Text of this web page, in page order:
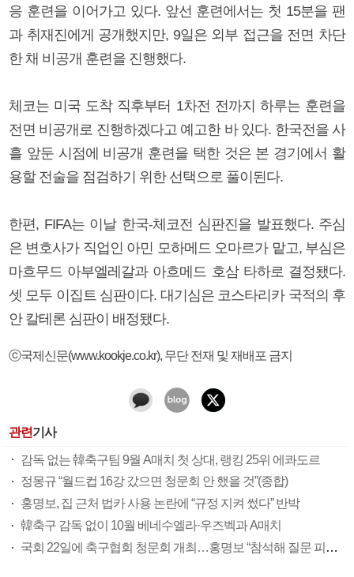
응 훈련을 이어가고 있다. 앞선 훈련에서는 첫 15분을 팬
과 취재진에게 공개했지만, 9일은 외부 접근을 전면 차단
한 채 비공개 훈련을 진행했다.
체코는 미국 도착 직후부터 1차전 전까지 하루는 훈련을
전면 비공개로 진행하겠다고 예고한 바 있다. 한국전을 사
흘 앞둔 시점에 비공개 훈련을 택한 것은 본 경기에서 활
용할 전술을 점검하기 위한 선택으로 풀이된다.
한편, FIFA는 이날 한국-체코전 심판진을 발표했다. 주심
은 변호사가 직업인 아민 모하메드 오마르가 맡고, 부심은
마흐무드 아부엘레갈과 아흐메드 호삼 타하로 결정됐다.
셋 모두 이집트 심판이다. 대기심은 코스타리카 국적의 후
안 칼테론 심판이 배정됐다.
ⓒ국제신문(www.kookje.co.kr), 무단 전재 및 재배포 금지
관련기사
감독 없는 韓축구팀 9월 A매치 첫 상대, 랭킹 25위 에콰도르
정몽규 “월드컵 16강 갔으면 청문회 안 했을 것”(종합)
홍명보, 집 근처 법카 사용 논란에 “규정 지켜 썼다” 반박
韓축구 감독 없이 10월 베네수엘라·우즈벡과 A매치
국회 22일에 축구협회 청문회 개최…홍명보 “참석해 질문 피하지 않겠다”(종합)